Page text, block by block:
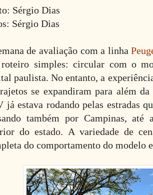
Sérgio Dias
Sérgio Dias
de avaliação com a linha
simples: circular com o
paulista. No entanto, a
se expandiram para além
já estava rodando pelas estradas
também por Campinas, até
do estado. A variedade de
do comportamento do modelo